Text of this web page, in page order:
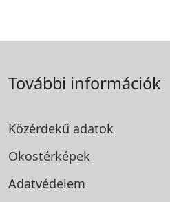
További információk
Közérdekű adatok
Okostérképek
Adatvédelem